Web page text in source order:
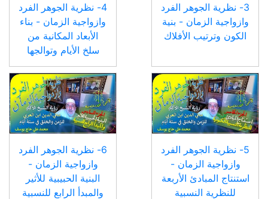
3- نظرية الجوهر الفرد
وازواجية الزمان - بنية
الكون وترتيب الأفلاك
4- نظرية الجوهر الفرد
وازواجية الزمان - بناء
الأبعاد المكانية من
سلخ الأيام وتوالجها
5- نظرية الجوهر الفرد
وازواجية الزمان -
استنتاج المبادئ الأربعة
للنظرية النسبية
6- نظرية الجوهر الفرد
وازواجية الزمان -
البنية الحبيبية للأثير
والمبدأ الرابع للنسبية